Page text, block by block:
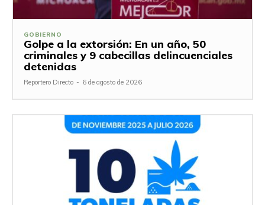
GOBIERNO
Golpe a la extorsión: En un año, 50
criminales y 9 cabecillas delincuenciales
detenidas
Reportero Directo - 6 de agosto de 2026